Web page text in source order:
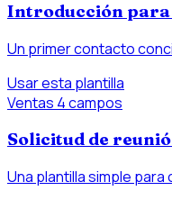
Introducción
Un primer contacto
Usar esta plantilla
Ventas 4 campos
Solicitud de
Una plantilla simple